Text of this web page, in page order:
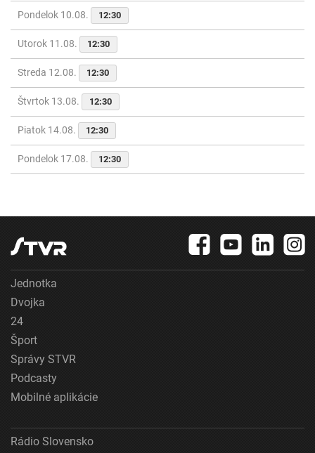
Pondelok 10.08. 12:30
Utorok 11.08. 12:30
Streda 12.08. 12:30
Štvrtok 13.08. 12:30
Piatok 14.08. 12:30
Pondelok 17.08. 12:30
Jednotka
Dvojka
24
Šport
Správy STVR
Podcasty
Mobilné aplikácie
Rádio Slovensko